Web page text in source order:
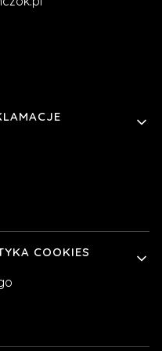
COOKIES